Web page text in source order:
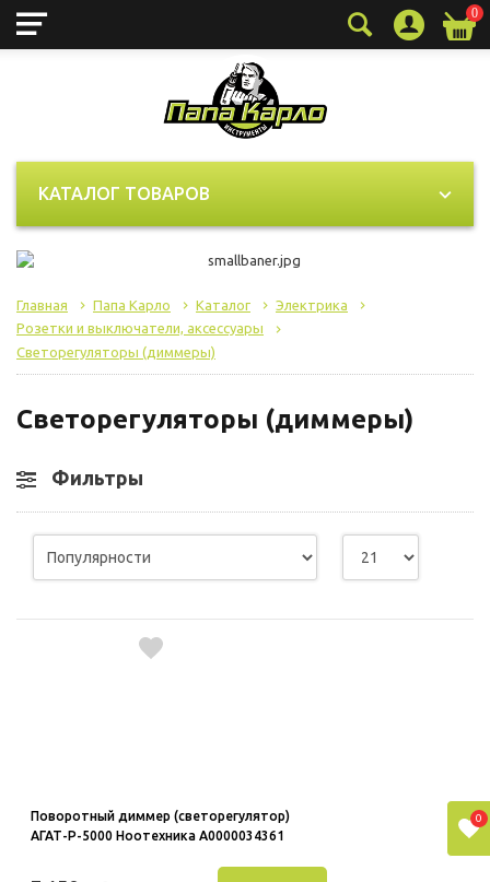
0
КАТАЛОГ ТОВАРОВ
Главная Папа Карло Каталог
Электрика
Розетки и выключатели, аксессуары
Светорегуляторы (диммеры)
Светорегуляторы (диммеры)
Фильтры
Поворотный диммер (светорегулятор)
АГАТ-Р-5000 Ноотехника А0000034361
0